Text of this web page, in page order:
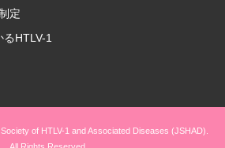
定
HTLV-1
of HTLV-1 and Associated Diseases (JSHAD).